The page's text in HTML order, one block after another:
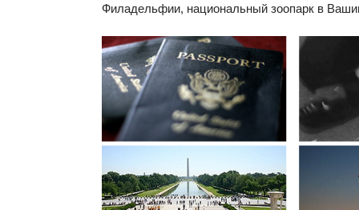
Филадельфии, национальный зоопарк в